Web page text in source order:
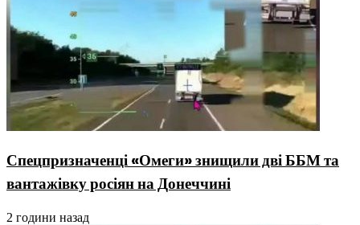
Спецпризначенці «Омеги» знищили дві ББМ та
вантажівку росіян на Донеччині
2 години назад